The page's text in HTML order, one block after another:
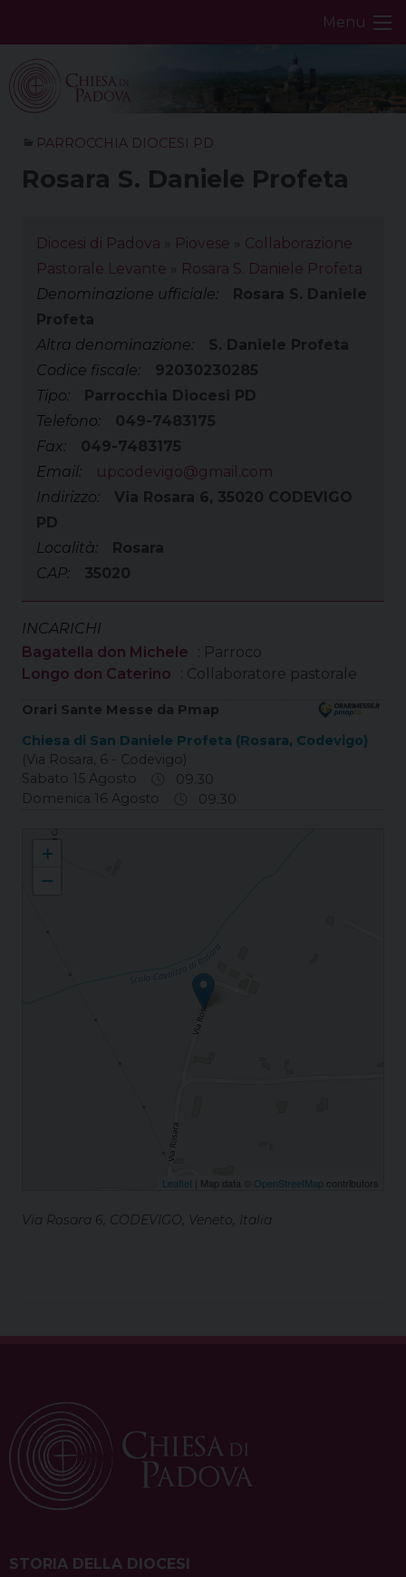
Menu
PARROCCHIA DIOCESI PD
Rosara S. Daniele Profeta
Diocesi di Padova Piovese
Collaborazione
Pastorale Levante
Rosara S. Daniele Profeta
Denominazione ufficiale:
Rosara S. Daniele
Profeta
Altra denominazione:
S. Daniele Profeta
Codice fiscale:
92030230285
Tipo:
Parrocchia Diocesi PD
Telefono:
049-7483175
Fax:
049-7483175
Email:
upcodevigo@gmail.com
Indirizzo:
Via Rosara 6, 35020 CODEVIGO
PD
Località:
Rosara
CAP:
35020
INCARICHI
Bagatella don Michele
: Parroco
Longo don Caterino
: Collaboratore pastorale
Orari Sante Messe da Pmap
Chiesa di San Daniele Profeta (Rosara, Codevigo)
(Via Rosara, 6 - Codevigo)
Sabato 15 Agosto
09.30
Domenica 16 Agosto
09.30
Rosara S. Daniele Profeta
+
−
Leaflet | Map data © OpenStreetMap contributors
Via Rosara 6, CODEVIGO, Veneto, Italia
STORIA DELLA DIOCESI